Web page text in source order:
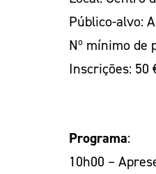
Público-alvo:
Nº mínimo de
Inscrições: 50
Programa:
10h00 –